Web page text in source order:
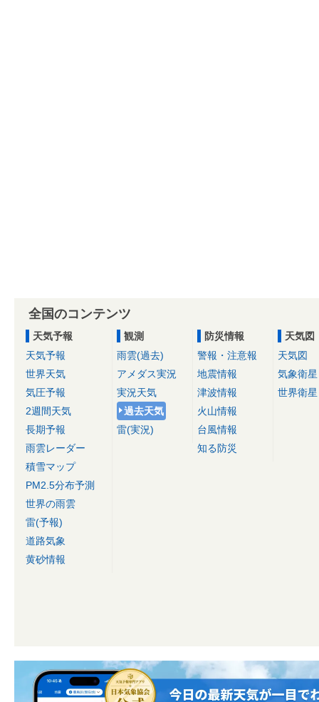
全国のコンテンツ
天気予報
天気予報
世界天気
気圧予報
2週間天気
長期予報
雨雲レーダー
積雪マップ
PM2.5分布予測
世界の雨雲
雷(予報)
道路気象
黄砂情報
観測
雨雲(過去)
アメダス実況
実況天気
過去天気
雷(実況)
防災情報
警報・注意報
地震情報
津波情報
火山情報
台風情報
知る防災
天気図
天気図
気象衛星
世界衛星